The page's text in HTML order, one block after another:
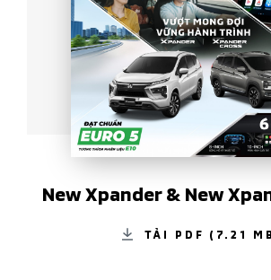
New Xpander & New
TẢI PDF (7.21